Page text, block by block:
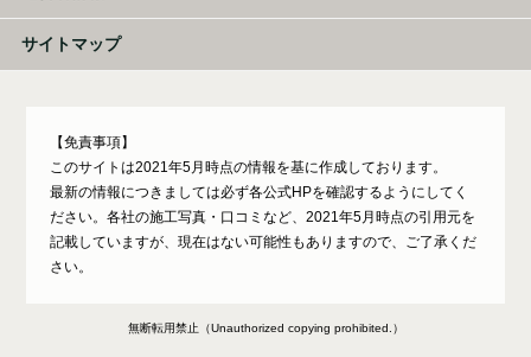
サイトマップ
【免責事項】
このサイトは2021年5月時点の情報を基に作成しております。
最新の情報につきましては必ず各公式HPを確認するようにしてく
ださい。各社の施工写真・口コミなど、2021年5月時点の引用元を
記載していますが、現在はない可能性もありますので、ご了承くだ
さい。
無断転用禁止（Unauthorized copying prohibited.）